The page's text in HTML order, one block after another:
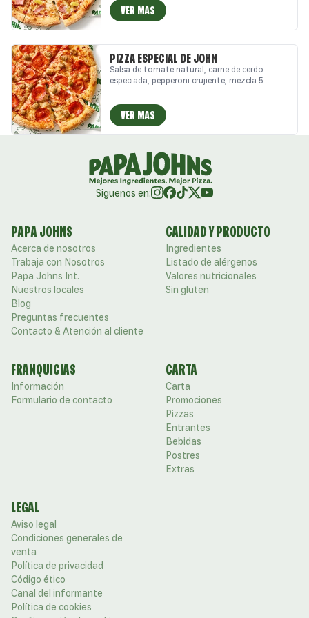
VER MAS
PIZZA ESPECIAL DE JOHN
Salsa de tomate natural, carne de cerdo
especiada, pepperoni crujiente, mezcla 5
y un toque de especias italianas.
VER MAS
Siguenos en:
PAPA JOHNS
Acerca de nosotros
Trabaja con Nosotros
Papa Johns Int.
Nuestros locales
Blog
Preguntas frecuentes
Contacto & Atención al cliente
CALIDAD Y PRODUCTO
Ingredientes
Listado de alérgenos
Valores nutricionales
Sin gluten
FRANQUICIAS
Información
Formulario de contacto
CARTA
Carta
Promociones
Pizzas
Entrantes
Bebidas
Postres
Extras
LEGAL
Aviso legal
Condiciones generales de
venta
Política de privacidad
Código ético
Canal del informante
Política de cookies